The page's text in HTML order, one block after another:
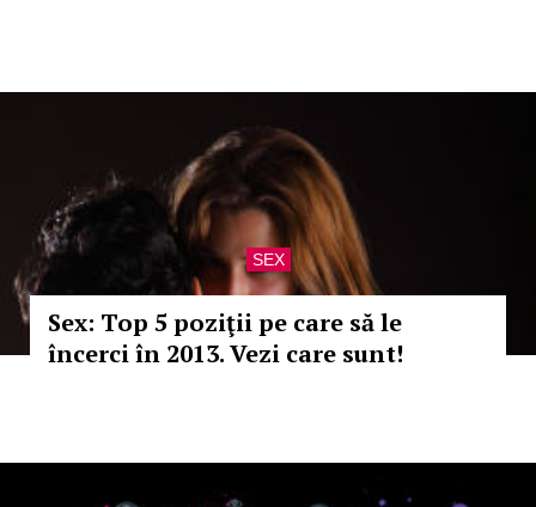
SEX
Sex: Top 5 poziţii pe care să le
încerci în 2013. Vezi care sunt!